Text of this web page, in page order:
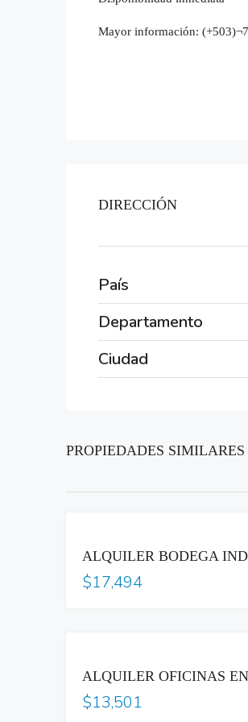
Mayor información:
DIRECCIÓN
País
Departamento
Ciudad
PROPIEDADES SIMILARES
$17,494
$13,501